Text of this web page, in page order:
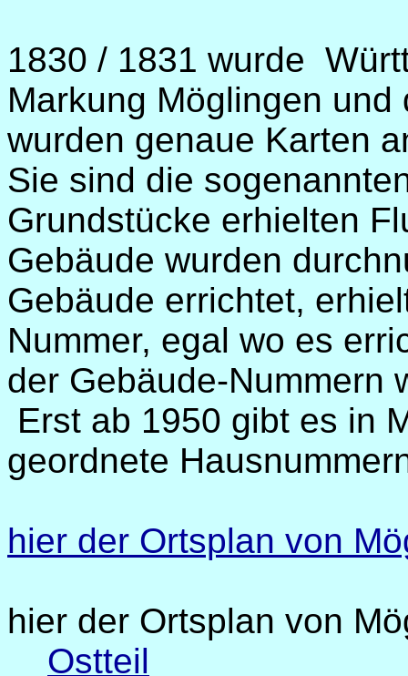
1830 / 1831 wurde
Markung Möglingen
wurden genaue Karten
Sie sind die
Grundstücke erhielten
Gebäude wurden
Gebäude errichtet,
Nummer, egal wo es
der Gebäude-Nummern
Erst ab 1950 gibt es in
geordnete
hier der Ortsplan von
hier der Ortsplan von
Ostteil